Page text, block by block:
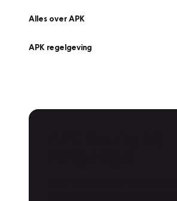
Alles over APK
APK regelgeving